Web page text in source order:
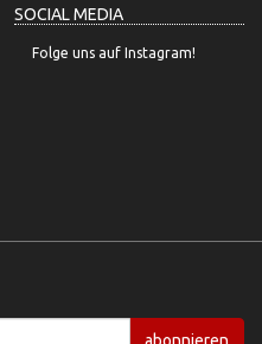
SOCIAL MEDIA
Folge uns auf Instagram!
abonnieren